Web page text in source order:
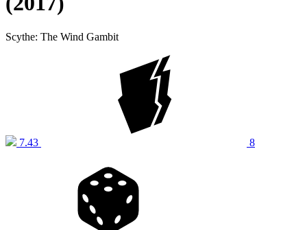
Scythe: The Wind Gambit
7.43 8